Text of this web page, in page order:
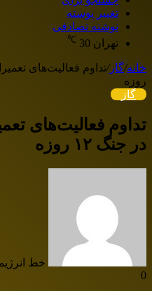
تغییر پوسته
نوشته تصادفی
تهران 30
℃
خانه/گاز/
روزه
گاز
تداوم فعالیت‌های
در جنگ ۱۲ روزه
خط انرژی
0